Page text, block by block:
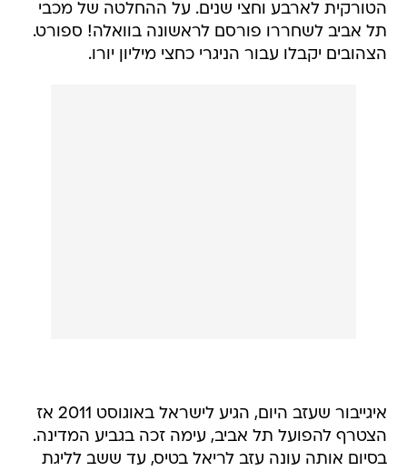
הטורקית לארבע וחצי שנים. על ההחלטה של מכבי
תל אביב לשחררו פורסם לראשונה בוואלה! ספורט.
הצהובים יקבלו עבור הניגרי כחצי מיליון יורו.
איגייבור שעזב היום, הגיע לישראל באוגוסט 2011 אז
הצטרף להפועל תל אביב, עימה זכה בגביע המדינה.
בסיום אותה עונה עזב לריאל בטיס, עד ששב לליגת